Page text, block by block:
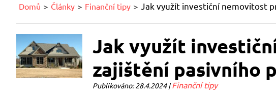
Domů Články Finanční tipy Jak využít investiční nemovitost
Jak využít
zajištění pasivního
Publikováno: 28.4.2024 |Finanční tipy